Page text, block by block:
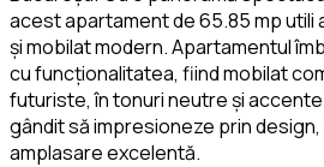
acest apartament de 65.85 mp
și mobilat modern. Apartamentul
cu funcționalitatea, fiind mobilat
futuriste, în tonuri neutre și
gândit să impresioneze prin
amplasare excelentă.